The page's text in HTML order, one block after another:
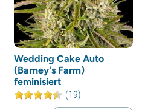
Wedding Cake Auto
(Barney's Farm)
feminisiert
(19)